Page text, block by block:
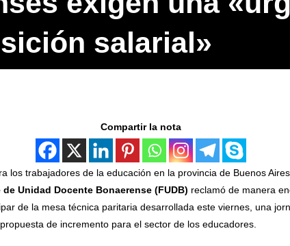
salarial»
Compartir la nota
los trabajadores de la educación en la provincia de Buenos
de Unidad Docente Bonaerense (FUDB) reclamó de manera
de la mesa técnica paritaria desarrollada este viernes, una
de incremento para el sector de los educadores.